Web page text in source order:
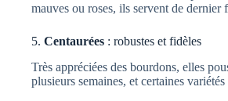
mauves ou roses, ils servent de
5. Centaurées : robustes et fidèles
Très appréciées des bourdons, elles
plusieurs semaines, et certaines